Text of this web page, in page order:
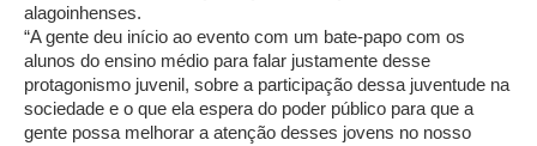
alagoinhenses.
“A gente deu início ao evento com um bate-papo com os
alunos do ensino médio para falar justamente desse
protagonismo juvenil, sobre a participação dessa juventude na
sociedade e o que ela espera do poder público para que a
gente possa melhorar a atenção desses jovens no nosso